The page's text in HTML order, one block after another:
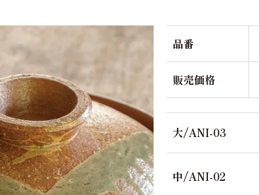
品番
販売価格
大/ANI-03
中/ANI-02